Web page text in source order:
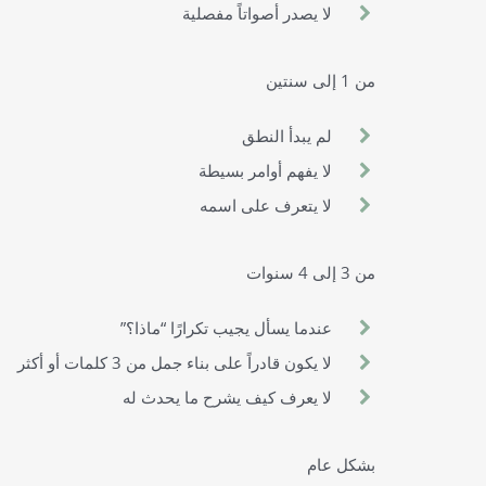
لا يصدر أصواتاً مفصلية
من 1 إلى سنتين
لم يبدأ النطق
لا يفهم أوامر بسيطة
لا يتعرف على اسمه
من 3 إلى 4 سنوات
عندما يسأل يجيب تكرارًا “ماذا؟”
لا يكون قادراً على بناء جمل من 3 كلمات أو أكثر
لا يعرف كيف يشرح ما يحدث له
بشكل عام